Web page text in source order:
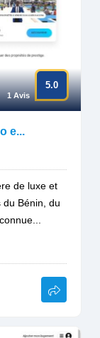
1 Avis
5.0
e...
de luxe et
Bénin, du